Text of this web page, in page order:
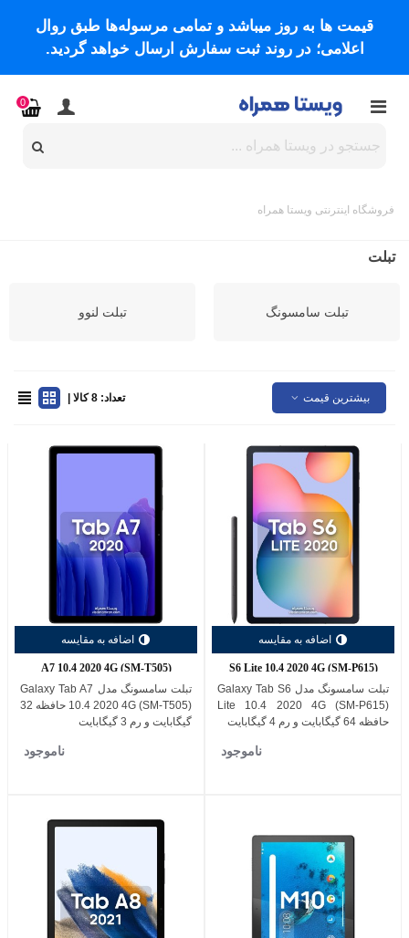
قیمت ها به روز میباشد و تمامی مرسوله‌ها طبق روال
اعلامی؛ در روند ثبت سفارش ارسال خواهد گردید.
0
فروشگاه اینترنتی ویستا همراه
تبلت
تبلت سامسونگ تبلت لنوو
بیشترین قیمت تعداد: 8 کالا |
اضافه به مقایسه
S6 Lite 10.4 2020 4G (SM-P615)
تبلت سامسونگ مدل Galaxy Tab S6
Lite 10.4 2020 4G (SM-P615)
حافظه 64 گیگابایت و رم 4 گیگابایت
ناموجود
اضافه به مقایسه
A7 10.4 2020 4G (SM-T505)
تبلت سامسونگ مدل Galaxy Tab A7
10.4 2020 4G (SM-T505) حافظه 32
گیگابایت و رم 3 گیگابایت
ناموجود